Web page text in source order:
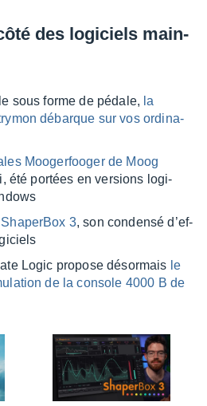
des logi­ciels main­
sous forme de pédale, la
débarque sur vos ordi­na­
Mooger­foo­ger de Moog
été portées en versions logi­
3, son condensé d’ef­
Logic propose désor­mais le
de la console 4000 B de